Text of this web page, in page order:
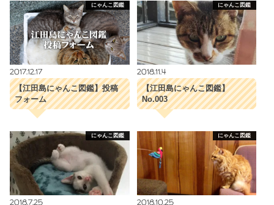
にゃんこ図鑑
2017.12.17
【江田島にゃんこ図鑑】投稿
フォーム
にゃんこ図鑑
2018.11.4
【江田島にゃんこ図鑑】
No.003
にゃんこ図鑑
2018.7.25
にゃんこ図鑑
2018.10.25